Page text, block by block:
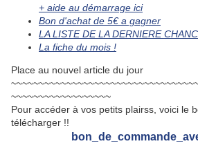
+ aide au démarrage ici
Bon d'achat de 5€ a gagner
LA LISTE DE LA DERNIERE
La fiche du mois !
Place au nouvel article du jour
~~~~~~~~~~~~~~~~~~
Pour accéder à vos petits plairss, voici le
télécharger !!